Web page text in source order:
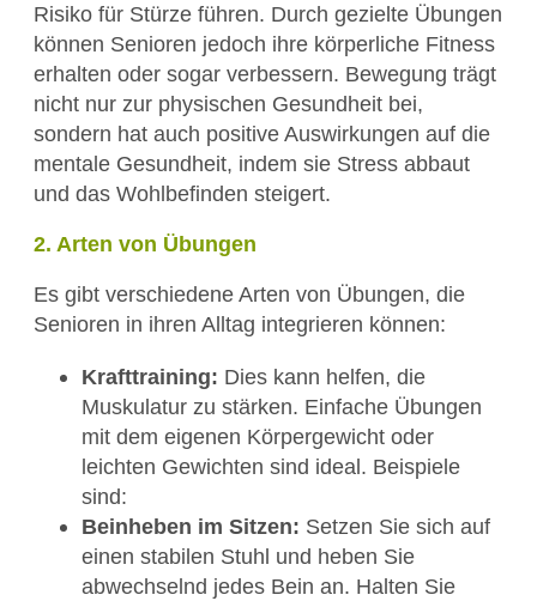
Risiko für Stürze führen. Durch gezielte Übungen
können Senioren jedoch ihre körperliche Fitness
erhalten oder sogar verbessern. Bewegung trägt
nicht nur zur physischen Gesundheit bei,
sondern hat auch positive Auswirkungen auf die
mentale Gesundheit, indem sie Stress abbaut
und das Wohlbefinden steigert.
2. Arten von Übungen
Es gibt verschiedene Arten von Übungen, die
Senioren in ihren Alltag integrieren können:
Krafttraining: Dies kann helfen, die
Muskulatur zu stärken. Einfache Übungen
mit dem eigenen Körpergewicht oder
leichten Gewichten sind ideal. Beispiele
sind:
Beinheben im Sitzen: Setzen Sie sich auf
einen stabilen Stuhl und heben Sie
abwechselnd jedes Bein an. Halten Sie